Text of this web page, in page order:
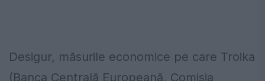
Desigur, măsurile economice pe care Troika
(Banca Centrală Europeană, Comisia